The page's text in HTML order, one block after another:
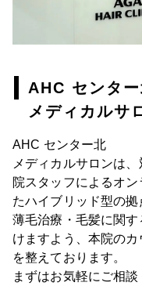
AHC センタ
メディカルサ
AHC センター北
メディカルサロンは
院スタッフによるオ
たハイブリッド型の拠
薄毛治療・毛髪に関
けますよう、本院の
を整えております。
まずはお気軽にご相談